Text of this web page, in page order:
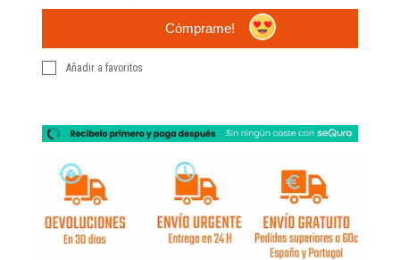
Cómprame!
Añadir a favoritos